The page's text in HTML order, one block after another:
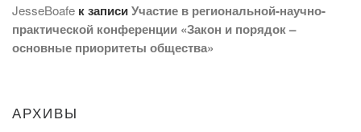
JesseBoafe к записиУчастие в региональной-научно-
практической конференции «Закон и порядок –
основные приоритеты общества»
АРХИВЫ